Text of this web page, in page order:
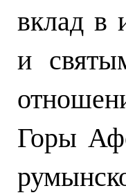
вклад в
и
Горы